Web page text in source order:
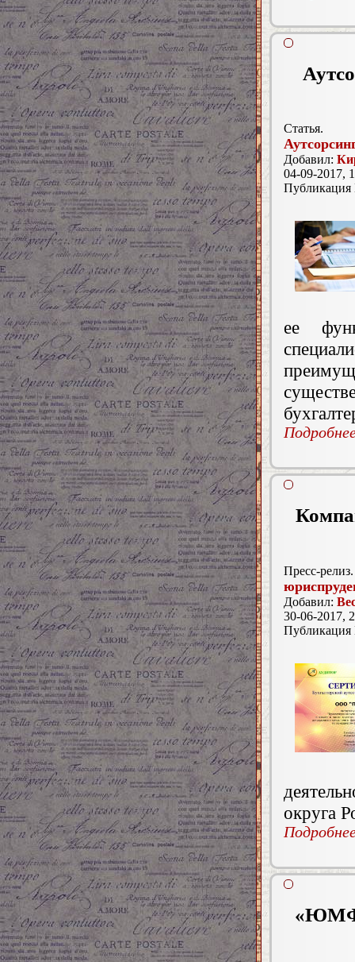
Статья.
Добавил:
04-09-2017,
ее
Пресс-релиз.
Добавил:
30-06-2017,
округа